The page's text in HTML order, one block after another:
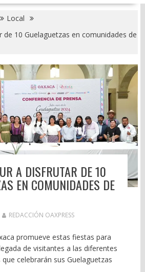
Local
de 10 Guelaguetzas en comunidades de
A DISFRUTAR DE 10
EN COMUNIDADES DE
REDACCIÓN OAXPRESS
promueve estas fiestas para
de visitantes a las diferentes
celebrarán sus Guelaguetzas